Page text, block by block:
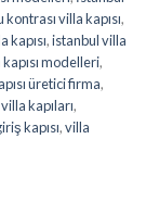
kontrası villa kapısı,
kapısı,istanbul villa
modelleri,
üretici firma,
kapıları,
kapısı,villa